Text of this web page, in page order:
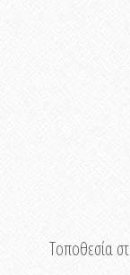
Τοποθεσία